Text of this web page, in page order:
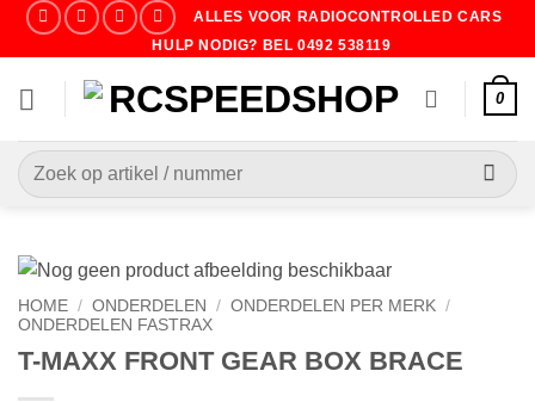
ALLES VOOR RADIOCONTROLLED CARS
HULP NODIG? BEL 0492 538119
0
Zoeken
naar:
HOME / ONDERDELEN / ONDERDELEN PER MERK /
ONDERDELEN FASTRAX
T-MAXX FRONT GEAR BOX BRACE